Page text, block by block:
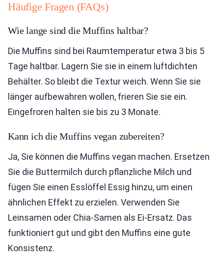
Häufige Fragen (FAQs)
Wie lange sind die Muffins haltbar?
Die Muffins sind bei Raumtemperatur etwa 3 bis 5
Tage haltbar. Lagern Sie sie in einem luftdichten
Behälter. So bleibt die Textur weich. Wenn Sie sie
länger aufbewahren wollen, frieren Sie sie ein.
Eingefroren halten sie bis zu 3 Monate.
Kann ich die Muffins vegan zubereiten?
Ja, Sie können die Muffins vegan machen. Ersetzen
Sie die Buttermilch durch pflanzliche Milch und
fügen Sie einen Esslöffel Essig hinzu, um einen
ähnlichen Effekt zu erzielen. Verwenden Sie
Leinsamen oder Chia-Samen als Ei-Ersatz. Das
funktioniert gut und gibt den Muffins eine gute
Konsistenz.